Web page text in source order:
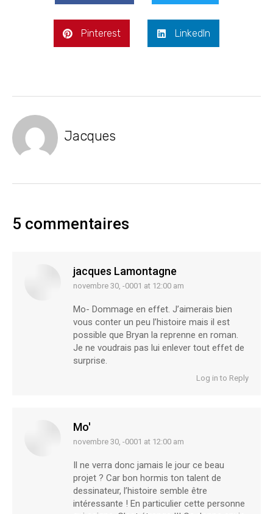
Pinterest LinkedIn
Jacques
5 commentaires
jacques Lamontagne
says:
novembre 30, -0001 at 12:00 am
Mo- Dommage en effet. J’aimerais bien
vous conter un peu l’histoire mais il est
possible que Bryan la reprenne en roman.
Je ne voudrais pas lui enlever tout effet de
surprise.
Log in to Reply
Mo'
says:
novembre 30, -0001 at 12:00 am
Il ne verra donc jamais le jour ce beau
projet ? Car bon hormis ton talent de
dessinateur, l’histoire semble être
intéressante ! En particulier cette personne